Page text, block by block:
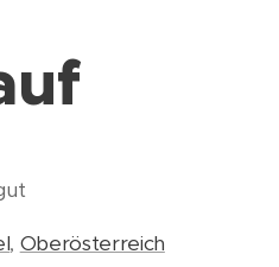
, Oberösterreich